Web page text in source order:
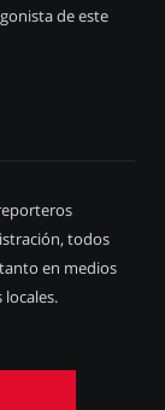
de este
todos
en medios